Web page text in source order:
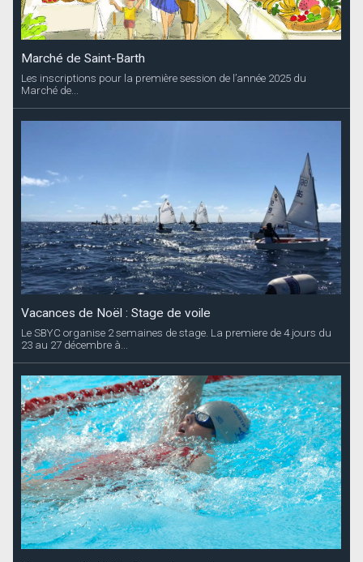
Vacances de Noël : Stage de voile
Le SBYC organise 2 semaines de stage. La premiere de 4 jours du
Vacances de Noël : Stage de natation
Les maîtres-nageurs de la piscine territoriale organisent pendant